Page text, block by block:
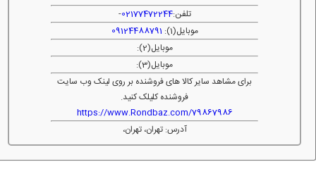
تلفن:02177472244
-
موبایل(1):
09124488791
موبایل(2):
موبایل(3):
برای مشاهد سایر کالا های فروشنده بر روی لینک وب سایت
فروشنده کلیلک کنید.
https://www.Rondbaz.com/79867986
آدرس: تهران، تهران،